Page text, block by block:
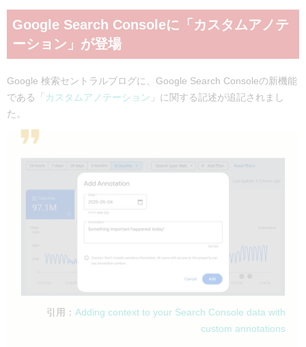
Google Search Consoleに「カスタムアノテ
ーション」が登場
Google 検索セントラルブログに、Google Search Consoleの新機能
である「 カスタムアノテーション 」に関する記述が追記されまし
た。
引用：Adding context to your Search Console data with
custom annotations